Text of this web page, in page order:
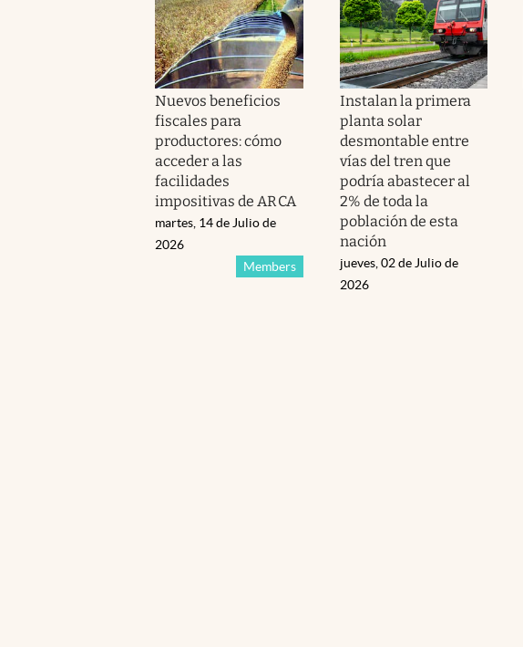
Nuevos beneficios
fiscales para
productores: cómo
acceder a las
facilidades
impositivas de ARCA
Members
martes, 14 de Julio de
2026
Instalan la primera
planta solar
desmontable entre
vías del tren que
podría abastecer al
2% de toda la
población de esta
nación
jueves, 02 de Julio de
2026